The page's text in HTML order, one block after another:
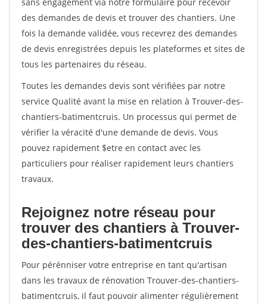
des demandes de devis et trouver des chantiers. Une
fois la demande validée, vous recevrez des demandes
de devis enregistrées depuis les plateformes et sites de
tous les partenaires du réseau.
Toutes les demandes devis sont vérifiées par notre
service Qualité avant la mise en relation à Trouver-des-
chantiers-batimentcruis. Un processus qui permet de
vérifier la véracité d'une demande de devis. Vous
pouvez rapidement $etre en contact avec les
particuliers pour réaliser rapidement leurs chantiers
travaux.
Rejoignez notre réseau pour
trouver des chantiers à Trouver-
des-chantiers-batimentcruis
Pour pérénniser votre entreprise en tant qu'artisan
dans les travaux de rénovation Trouver-des-chantiers-
batimentcruis, il faut pouvoir alimenter régulièrement